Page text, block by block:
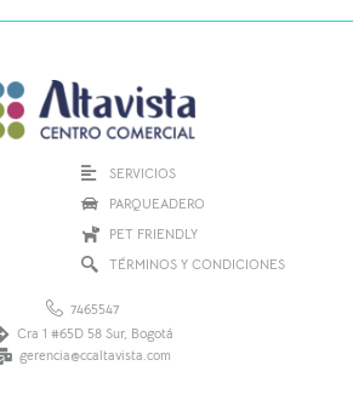
SERVICIOS
PARQUEADERO
PET FRIENDLY
TÉRMINOS Y CONDICIONES
7465547
Cra 1 #65D 58 Sur, Bogotá
gerencia@ccaltavista.com